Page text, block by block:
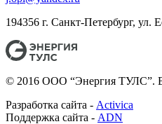
194356 г. Санкт-Петербург, ул.
© 2016 ООО “Энергия ТУЛС”.
Разработка сайта - Activica
Поддержка сайта - ADN